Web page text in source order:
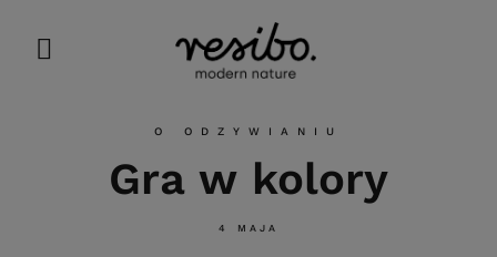
O ODZYWIANIU
Gra w kolory
4 MAJA